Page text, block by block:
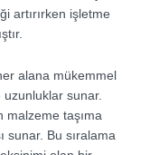
artırırken işletme
alana mükemmel
uzunluklar sunar.
malzeme taşıma
sunar. Bu sıralama